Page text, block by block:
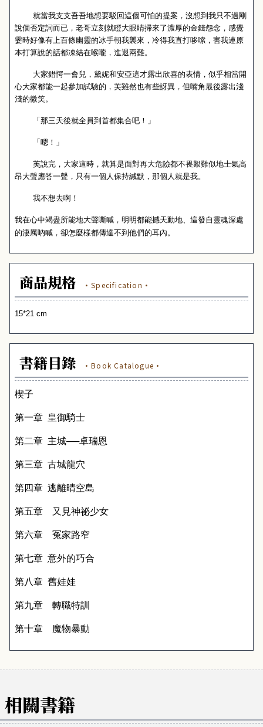
就當我支支吾吾地想要駁回這個可怕的提案，沒想到我只不過剛
說個否定詞而已，老哥立刻就瞪大眼睛掃來了濃厚的金錢怨念，感覺
霎時好像有上百條幽靈的冰手朝我襲來，冷得我直打哆嗦，害我連原
本打算說的話都凍結在喉嚨，進退兩難。
大家錯愕一會兒，黛妮和安亞這才露出欣喜的表情，似乎相當開
心大家都能一起參加試驗的，芙雖然也有些訝異，但嘴角最後露出淺
淺的微笑。
「那三天後就全員到首都集合吧！」
「嗯！」
芙說完，大家這時，就算是面對再大危險都不畏艱難似地士氣高
昂大聲應答一聲，只有一個人保持緘默，那個人就是我。
我不想去啊！
我在心中竭盡所能地大聲嘶喊，明明都能撼天動地、這發自靈魂深處
的淒厲吶喊，卻怎麼樣都傳達不到他們的耳內。
商品規格 ·Specification·
15*21 cm
書籍目錄 ·Book Catalogue·
楔子
第一章 皇御騎士
第二章 主城──卓瑞恩
第三章 古城龍穴
第四章 逃離晴空島
第五章 又見神祕少女
第六章 冤家路窄
第七章 意外的巧合
第八章 舊娃娃
第九章 轉職特訓
第十章 魔物暴動
相關書籍